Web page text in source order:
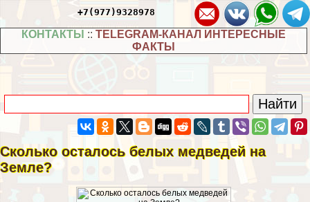
+7(977)9328978
КОНТАКТЫ :: TELEGRAM-КАНАЛ ИНТЕРЕСНЫЕ
ФАКТЫ
Сколько осталось белых медведей на
Земле?